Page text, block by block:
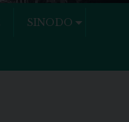
SINODO